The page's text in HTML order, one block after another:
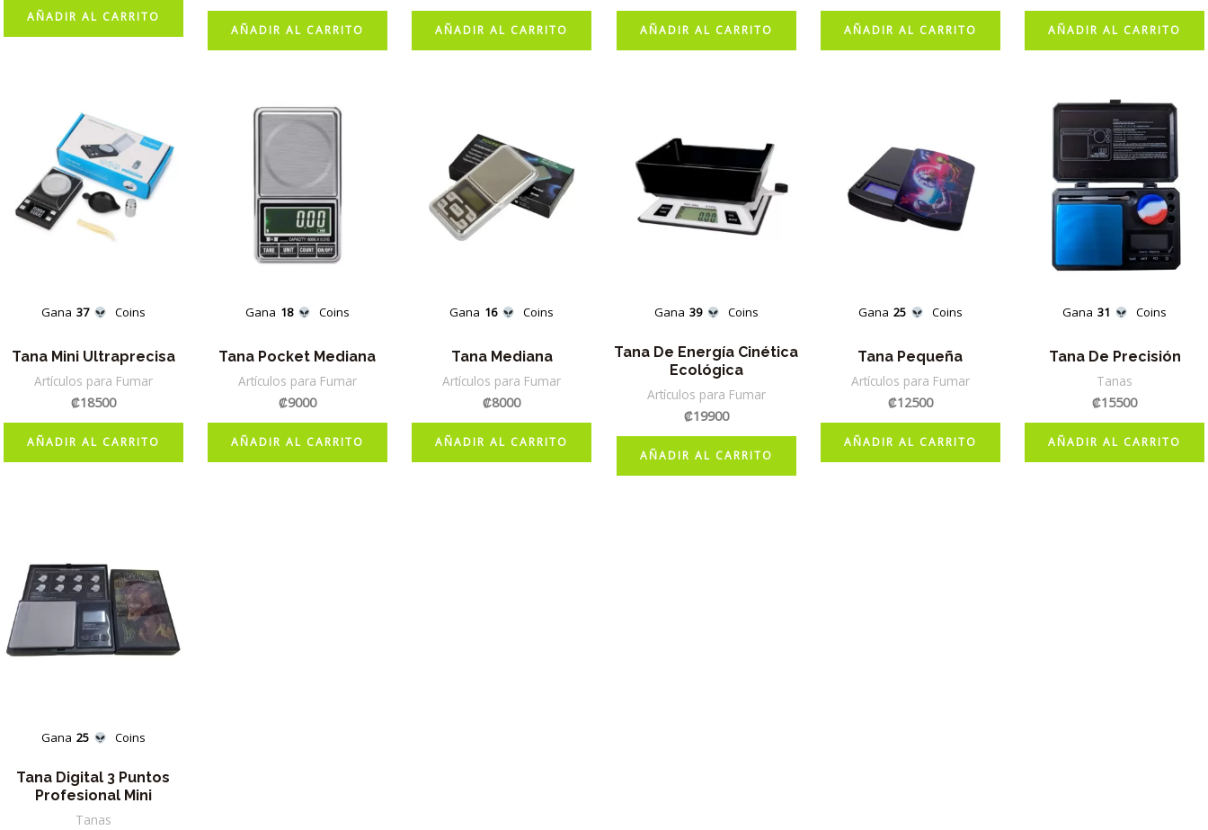
AÑADIR AL CARRITO
AÑADIR AL CARRITO AÑADIR AL CARRITO AÑADIR AL CARRITO AÑADIR AL CARRITO AÑADIR AL CARRITO
Gana 37 Coins
Tana Mini Ultraprecisa
Artículos para Fumar
₡18500
AÑADIR AL CARRITO
Gana 18 Coins
Tana Pocket Mediana
Artículos para Fumar
₡9000
AÑADIR AL CARRITO
Gana 16 Coins
Tana Mediana
Artículos para Fumar
₡8000
AÑADIR AL CARRITO
Gana 39 Coins
Tana De Energía Cinética
Ecológica
Artículos para Fumar
₡19900
AÑADIR AL CARRITO
Gana 25 Coins
Tana Pequeña
Artículos para Fumar
₡12500
AÑADIR AL CARRITO
Gana 31 Coins
Tana De Precisión
Tanas
₡15500
AÑADIR AL CARRITO
Gana 25 Coins
Tana Digital 3 Puntos
Profesional Mini
Tanas